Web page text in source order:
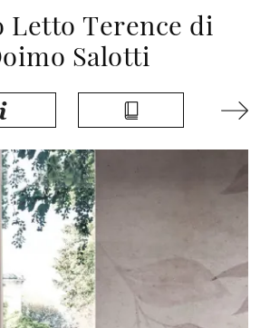
Letto Terence di
Salotti